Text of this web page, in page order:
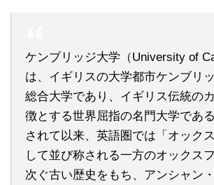
ケンブリッジ大学（University of
は、イギリスの大学都市ケンブリ
総合大学であり、イギリス伝統の
徴とする世界屈指の名門大学であ
されて以来、英語圏では「オック
して並び称される一方のオックス
次ぐ古い歴史をもち、アンシャン